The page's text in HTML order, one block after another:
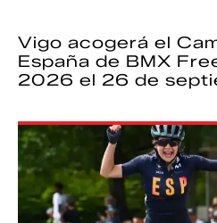
Vigo acogerá el
España de BMX
2026 el 26 de